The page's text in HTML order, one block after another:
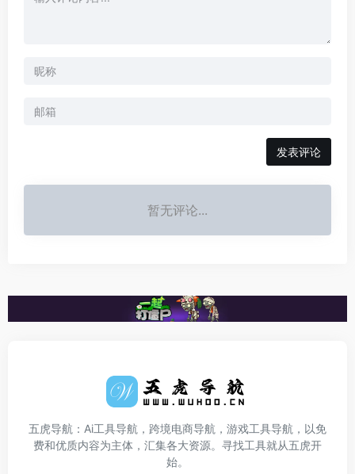
发表评论
暂无评论...
五虎导航：Ai工具导航，跨境电商导航，游戏工具导航，以免
费和优质内容为主体，汇集各大资源。寻找工具就从五虎开
始。